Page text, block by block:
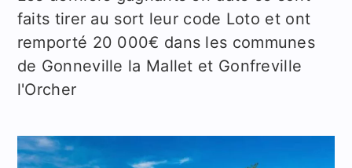
faits tirer au sort leur code Loto et ont
remporté 20 000€ dans les communes
de Gonneville la Mallet et Gonfreville
l'Orcher